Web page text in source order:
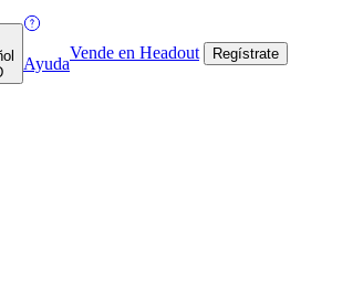
Ayuda
Vende en Headout Regístrate